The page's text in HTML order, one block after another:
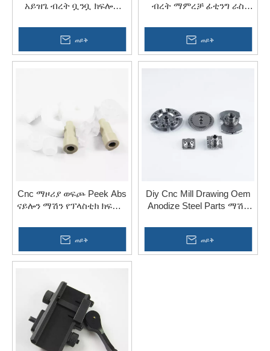
አይዝጌ ብረት ቧንቧ ክፍሎች
ጠይቅ
ብረት ማምረቻ ፊቲንግ ራስ
ጠይቅ
Cnc ማዞሪያ ወፍጮ Peek Abs
ናይሎን ማሽን የፕላስቲክ ክፍሎች
ጠይቅ
Diy Cnc Mill Drawing Oem
Anodize Steel Parts ማሽን
ጠይቅ